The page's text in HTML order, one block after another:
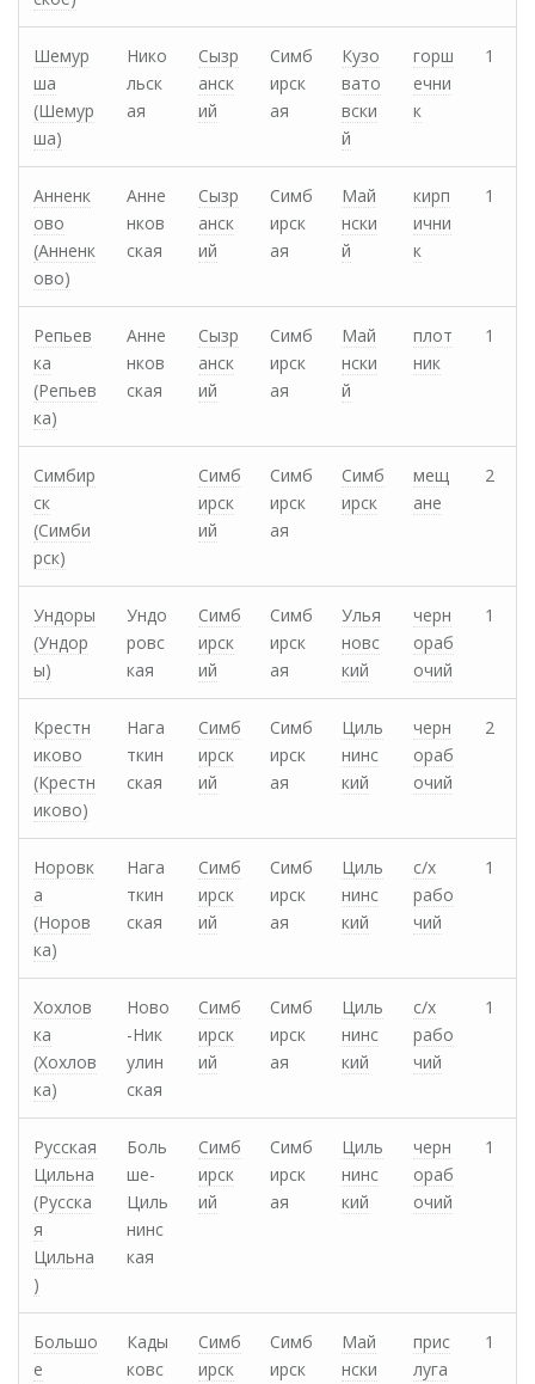
Шемур
ша
(Шемур
ша)
Нико
льск
ая
Сызр
анск
ий
Симб
ирск
ая
Кузо
вато
вски
й
горш
ечни
к
1
Анненк
ово
(Анненк
ово)
Анне
нков
ская
Сызр
анск
ий
Симб
ирск
ая
Май
нски
й
кирп
ични
к
1
Репьев
ка
(Репьев
ка)
Анне
нков
ская
Сызр
анск
ий
Симб
ирск
ая
Май
нски
й
плот
ник
1
Симбир
ск
(Симби
рск)
Симб
ирск
ий
Симб
ирск
ая
Симб
ирск
мещ
ане
2
Ундоры
(Ундор
ы)
Ундо
ровс
кая
Симб
ирск
ий
Симб
ирск
ая
Улья
новс
кий
черн
ораб
очий
1
Крестн
иково
(Крестн
иково)
Нага
ткин
ская
Симб
ирск
ий
Симб
ирск
ая
Циль
нинс
кий
черн
ораб
очий
2
Норовк
а
(Норов
ка)
Нага
ткин
ская
Симб
ирск
ий
Симб
ирск
ая
Циль
нинс
кий
с/х
рабо
чий
1
Хохлов
ка
(Хохлов
ка)
Ново
-Ник
улин
ская
Симб
ирск
ий
Симб
ирск
ая
Циль
нинс
кий
с/х
рабо
чий
1
Русская
Цильна
(Русска
я
Цильна
)
Боль
ше-
Циль
нинс
кая
Симб
ирск
ий
Симб
ирск
ая
Циль
нинс
кий
черн
ораб
очий
1
Большо
е
Кады
ковс
Симб
ирск
Симб
ирск
Май
нски
прис
луга
1